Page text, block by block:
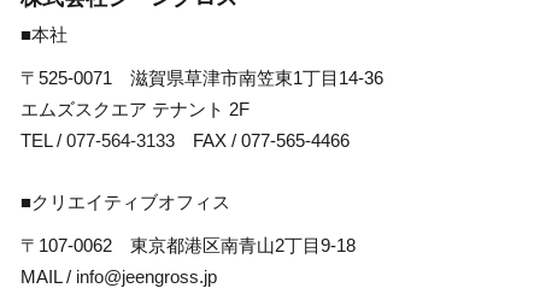
■本社
〒525-0071 滋賀県草津市南笠東1丁目14-36
エムズスクエア テナント 2F
TEL / 077-564-3133 FAX / 077-565-4466
■クリエイティブオフィス
〒107-0062 東京都港区南青山2丁目9-18
MAIL / info@jeengross.jp